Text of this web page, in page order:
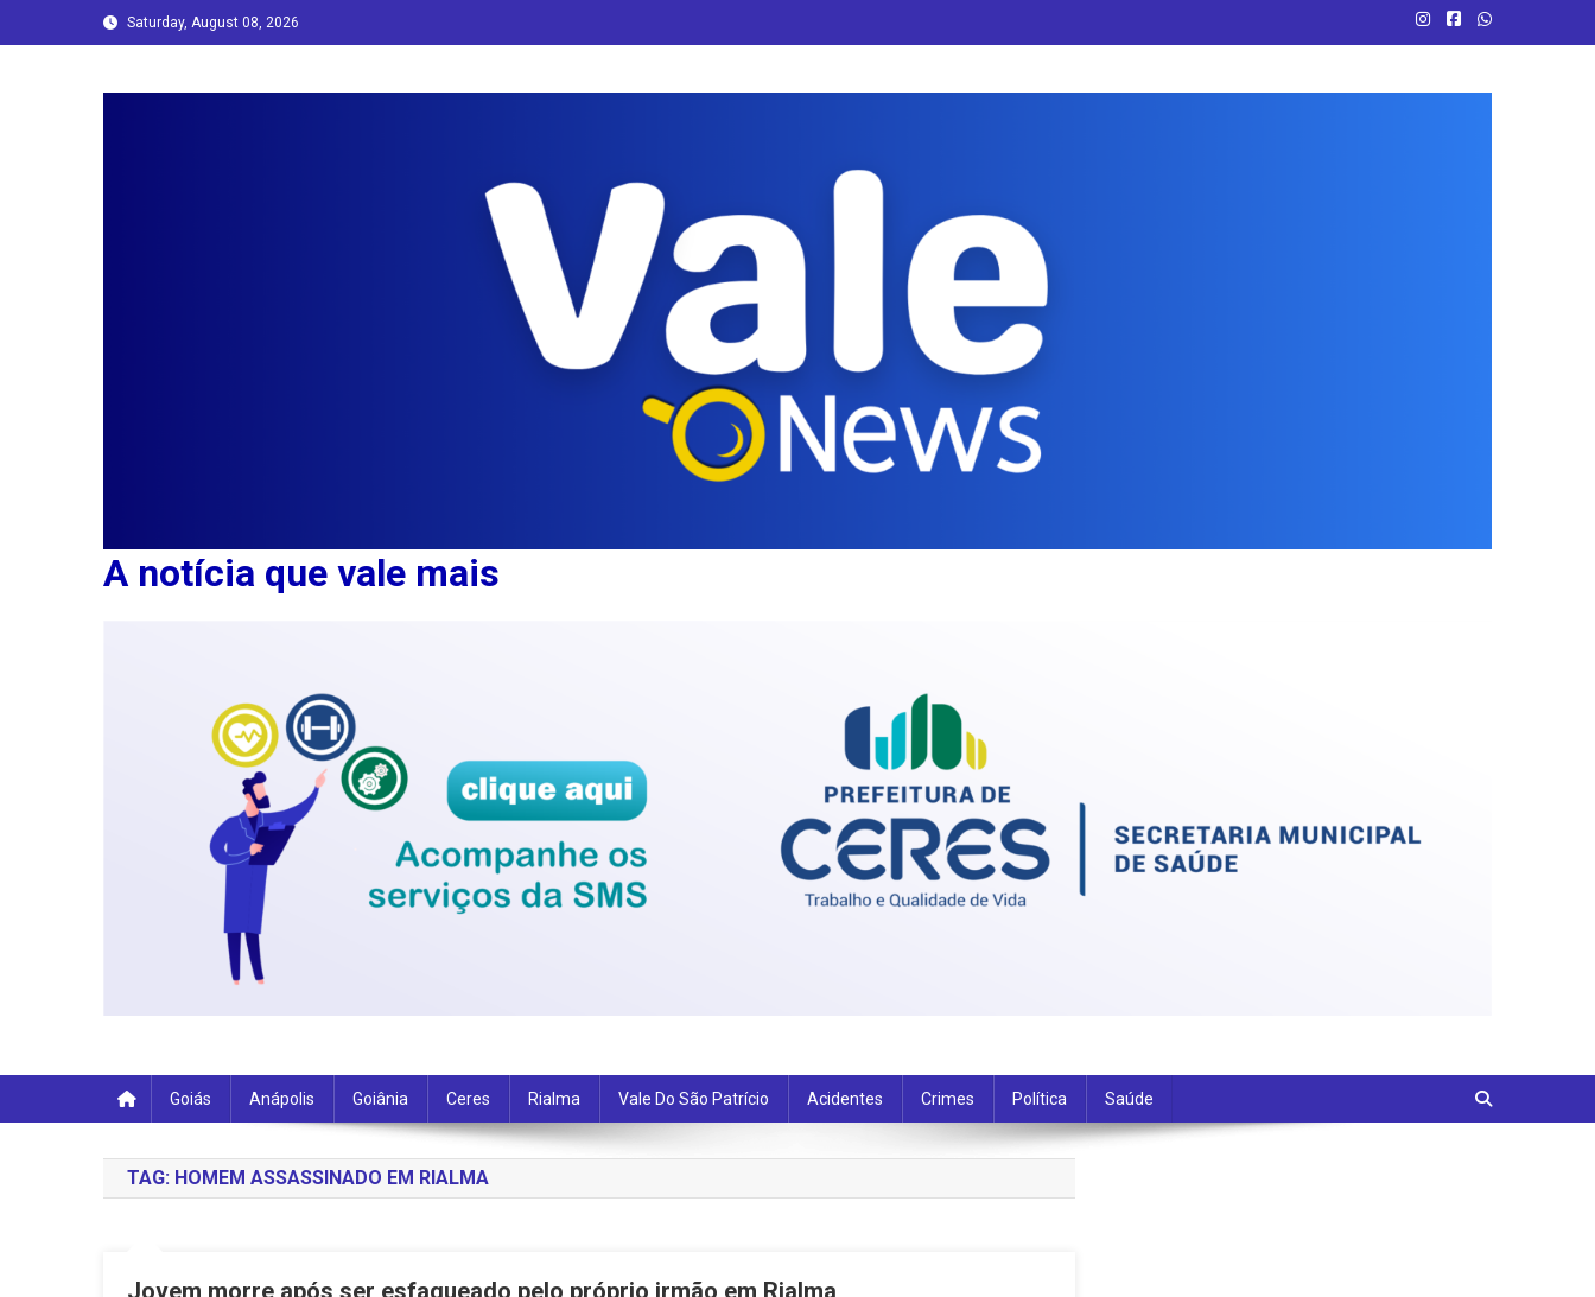
to
Saturday, August 08, 2026
A notícia que vale mais
Goiás Anápolis Goiânia Ceres Rialma Vale Do São Patrício Acidentes Crimes Política Saúde
TAG: HOMEM ASSASSINADO EM RIALMA